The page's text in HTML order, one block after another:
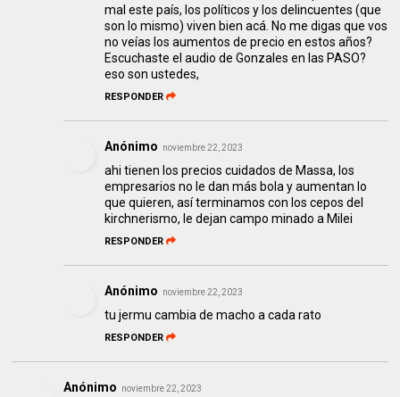
mal este país, los políticos y los delincuentes (que
son lo mismo) viven bien acá. No me digas que vos
no veías los aumentos de precio en estos años?
Escuchaste el audio de Gonzales en las PASO?
eso son ustedes,
RESPONDER
Anónimo noviembre 22, 2023
ahi tienen los precios cuidados de Massa, los
empresarios no le dan más bola y aumentan lo
que quieren, así terminamos con los cepos del
kirchnerismo, le dejan campo minado a Milei
RESPONDER
Anónimo noviembre 22, 2023
tu jermu cambia de macho a cada rato
RESPONDER
Anónimo noviembre 22, 2023